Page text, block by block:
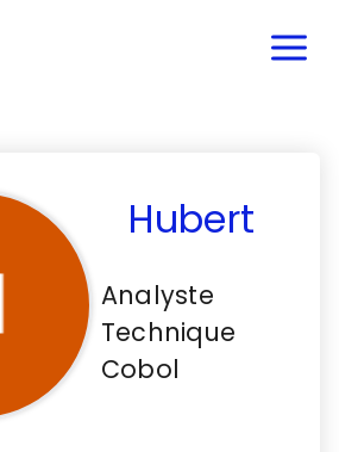
Hubert
Analyste
Technique
Cobol